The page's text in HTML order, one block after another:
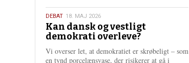
18.
maj
2026
DEBAT 18. MAJ 2026
Kan dansk og vestligt
demokrati overleve?
Vi overser let, at demokratiet er skrøbeligt – som
en tynd porcelænsvase, der risikerer at gå i